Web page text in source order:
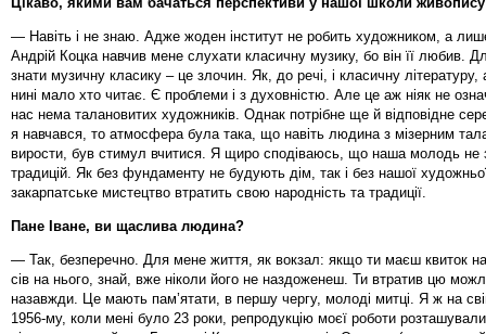
— Навіть і не знаю. Адже жоден інститут не робить художником, а
Андрій Коцка навчив мене слухати класичну музику, бо він її любив.
знати музичну класику – це злочин. Як, до речі, і класичну літературу,
нині мало хто читає. Є проблеми і з духовністю. Але це аж ніяк не
нас нема талановитих художників. Однак потрібне ще й відповідне
я навчався, то атмосфера була така, що навіть людина з мізерним
вирости, був стимул вчитися. Я щиро сподіваюсь, що наша молодь не
традицій. Як без фундаменту не будують дім, так і без нашої
закарпатське мистецтво втратить свою народність та традиції.
Пане Іване, ви щаслива людина?
— Так, безперечно. Для мене життя, як вокзал: якщо ти маєш квиток
сів на нього, знай, вже ніколи його не наздоженеш. Ти втратив цю
назавжди. Це мають пам’ятати, в першу чергу, молоді митці. Я ж на
1956-му, коли мені було 23 роки, репродукцію моєї роботи